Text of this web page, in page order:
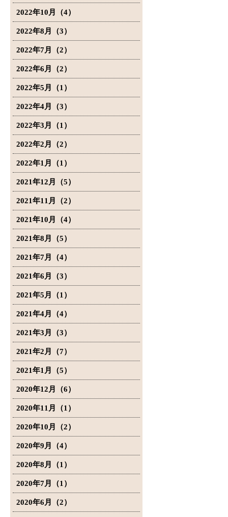
2022年10月（4）
2022年8月（3）
2022年7月（2）
2022年6月（2）
2022年5月（1）
2022年4月（3）
2022年3月（1）
2022年2月（2）
2022年1月（1）
2021年12月（5）
2021年11月（2）
2021年10月（4）
2021年8月（5）
2021年7月（4）
2021年6月（3）
2021年5月（1）
2021年4月（4）
2021年3月（3）
2021年2月（7）
2021年1月（5）
2020年12月（6）
2020年11月（1）
2020年10月（2）
2020年9月（4）
2020年8月（1）
2020年7月（1）
2020年6月（2）